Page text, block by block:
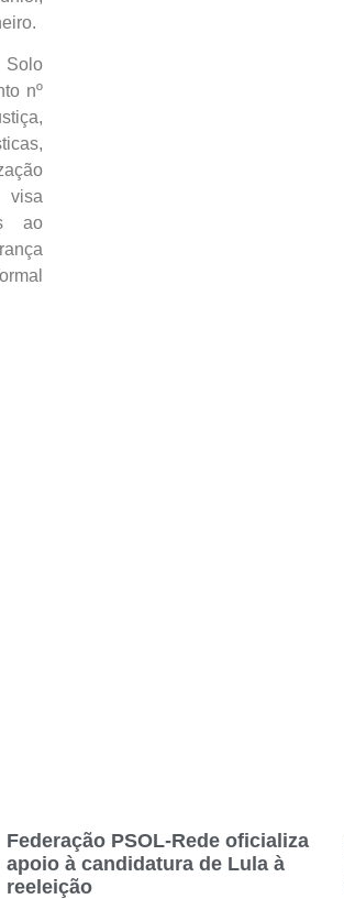
nº
visa
ao
Federação PSOL-Rede oficializa
apoio à candidatura de Lula à
reeleição